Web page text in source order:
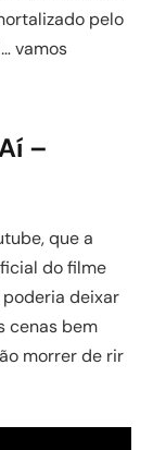
pelo
vamos
–
que a
do filme
poderia deixar
cenas bem
morrer de rir